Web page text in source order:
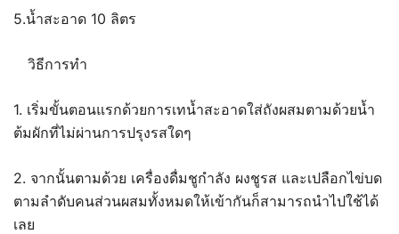
5.น้ำสะอาด 10 ลิตร
วิธีการทำ
1. เริ่มขั้นตอนแรกด้วยการเทน้ำสะอาดใส่ถังผสมตามด้วยน้ำ
ต้มผักที่ไม่ผ่านการปรุงรสใดๆ
2. จากนั้นตามด้วย เครื่องดื่มชูกำลัง ผงชูรส และเปลือกไข่บด
ตามลำดับคนส่วนผสมทั้งหมดให้เข้ากันก็สามารถนำไปใช้ได้
เลย